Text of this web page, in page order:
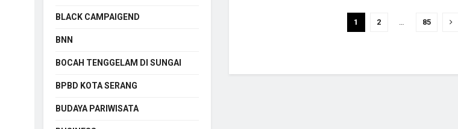
1 2 … 85
BLACK CAMPAIGEND
BNN
BOCAH TENGGELAM DI SUNGAI
BPBD KOTA SERANG
BUDAYA PARIWISATA